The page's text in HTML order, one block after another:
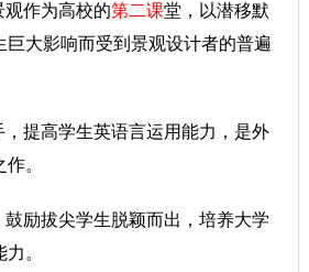
观作为高校的第二课堂，以潜移默
巨大影响而受到景观设计者的普遍
，提高学生英语言运用能力，是外
。
鼓励拔尖学生脱颖而出，培养大学
。